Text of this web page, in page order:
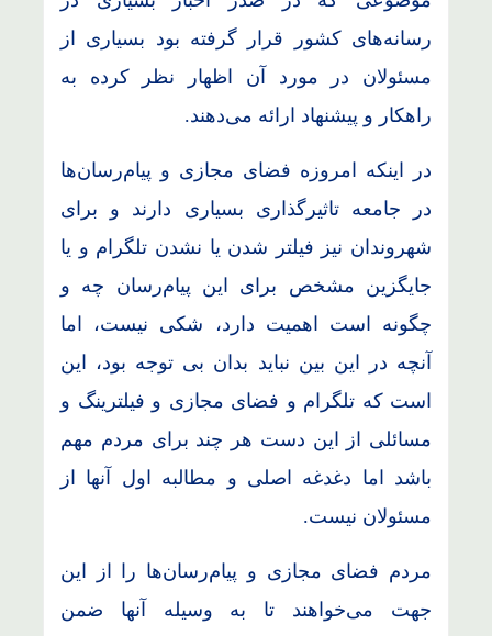
رسانه‌های کشور قرار گرفته بود بسیاری از
مسئولان در مورد آن اظهار نظر کرده به
راهکار و پیشنهاد ارائه می‌دهند.
در اینکه امروزه فضای مجازی و پیام‌رسان‌ها
در جامعه تاثیرگذاری بسیاری دارند و برای
شهروندان نیز فیلتر شدن یا نشدن تلگرام و یا
جایگزین مشخص برای این پیام‌رسان چه و
چگونه است اهمیت دارد، شکی نیست، اما
آنچه در این بین نباید بدان بی توجه بود، این
است که تلگرام و فضای مجازی و فیلترینگ و
مسائلی از این دست هر چند برای مردم مهم
باشد اما دغدغه اصلی و مطالبه اول آنها از
مسئولان نیست.
مردم فضای مجازی و پیام‌رسان‌ها را از این
جهت می‌خواهند تا به وسیله آنها ضمن